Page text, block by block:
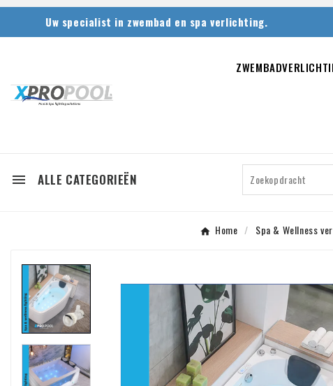
Uw specialist in zwembad en spa verlichting.
 ALLE CATEGORIEËN
Home Spa & Wellness